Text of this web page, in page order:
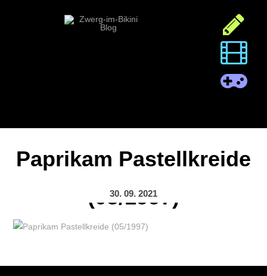
30. 09. 2021
Paprikam Pastellkreide
(05/1997)